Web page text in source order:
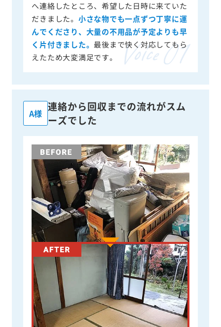
へ連絡したところ、希望した日時に来ていた
だきました。 小さな物でも一点ずつ丁寧に運
んでくださり、大量の不用品が予定よりも早
く片付きました。 最後まで快く対応してもら
えたため大変満足です。
A様
連絡から回収までの流れがスム
ーズでした